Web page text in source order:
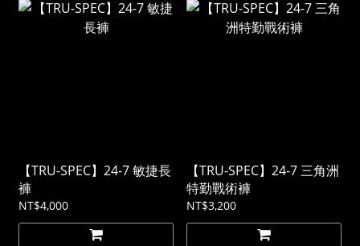
【TRU-SPEC】24-7 敏捷長
褲
NT$4,000
【TRU-SPEC】24-7 三角洲
特勤戰術褲
NT$3,200